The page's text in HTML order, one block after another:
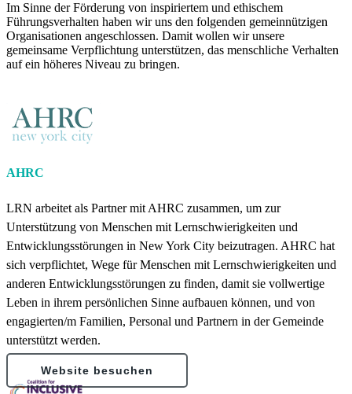
Im Sinne der Förderung von inspiriertem und ethischem
Führungsverhalten haben wir uns den folgenden gemeinnützigen
Organisationen angeschlossen. Damit wollen wir unsere
gemeinsame Verpflichtung unterstützen, das menschliche Verhalten
auf ein höheres Niveau zu bringen.
AHRC
LRN arbeitet als Partner mit AHRC zusammen, um zur
Unterstützung von Menschen mit Lernschwierigkeiten und
Entwicklungsstörungen in New York City beizutragen. AHRC hat
sich verpflichtet, Wege für Menschen mit Lernschwierigkeiten und
anderen Entwicklungsstörungen zu finden, damit sie vollwertige
Leben in ihrem persönlichen Sinne aufbauen können, und von
engagierten/m Familien, Personal und Partnern in der Gemeinde
unterstützt werden.
Website besuchen